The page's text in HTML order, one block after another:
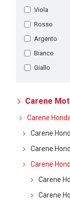
Viola
Rosso
Argento
Bianco
Giallo
Carene
Carene
Carene
Carene
Carene
Carene
Carene